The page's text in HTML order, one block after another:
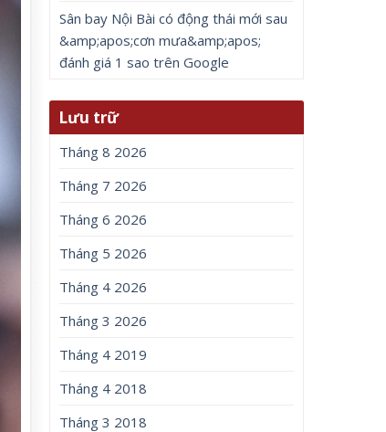
Sân bay Nội Bài có động thái mới sau
&amp;apos;cơn mưa&amp;apos;
đánh giá 1 sao trên Google
Lưu trữ
Tháng 8 2026
Tháng 7 2026
Tháng 6 2026
Tháng 5 2026
Tháng 4 2026
Tháng 3 2026
Tháng 4 2019
Tháng 4 2018
Tháng 3 2018